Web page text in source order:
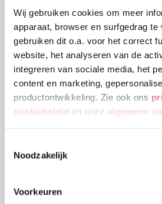
Wij gebruiken cookies om meer
apparaat, browser en surfgedrag te
gebruiken dit o.a. voor het correct
website, het analyseren van de
integreren van sociale media, het
content en marketing,
productontwikkeling. Zie ook ons
cookiebeleid en onze algemene
Noodzakelijk
Voorkeuren
8 speltips voor het spel
Waarom de educatieve spellen
aanrader zijn? Omdat je er veel